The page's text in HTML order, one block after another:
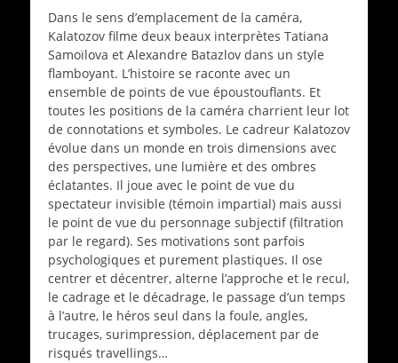
Dans le sens d’emplacement de la caméra,
Kalatozov filme deux beaux interprètes Tatiana
Samoïlova et Alexandre Batazlov dans un style
flamboyant. L’histoire se raconte avec un
ensemble de points de vue époustouflants. Et
toutes les positions de la caméra charrient leur lot
de connotations et symboles. Le cadreur Kalatozov
évolue dans un monde en trois dimensions avec
des perspectives, une lumière et des ombres
éclatantes. Il joue avec le point de vue du
spectateur invisible (témoin impartial) mais aussi
le point de vue du personnage subjectif (filtration
par le regard). Ses motivations sont parfois
psychologiques et purement plastiques. Il ose
centrer et décentrer, alterne l’approche et le recul,
le cadrage et le décadrage, le passage d’un temps
à l’autre, le héros seul dans la foule, angles,
trucages, surimpression, déplacement par de
risqués travellings…